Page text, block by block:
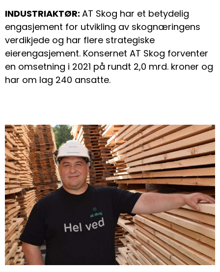
INDUSTRIAKTØR: AT Skog har et betydelig
engasjement for utvikling av skognæringens
verdikjede og har flere strategiske
eierengasjement. Konsernet AT Skog forventer
en omsetning i 2021 på rundt 2,0 mrd. kroner og
har om lag 240 ansatte.